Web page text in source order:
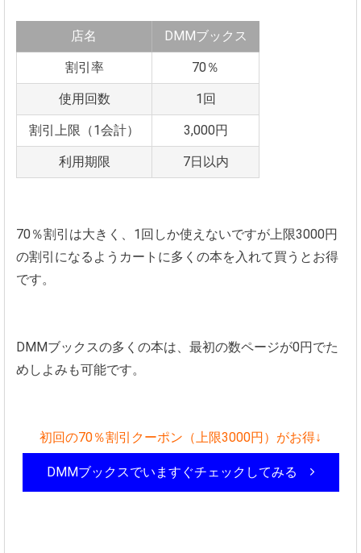
店名 DMMブックス
割引率 70％
使用回数 1回
割引上限（1会計） 3,000円
利用期限 7日以内
70％割引は大きく、1回しか使えないですが上限3000円
の割引になるようカートに多くの本を入れて買うとお得
です。
DMMブックスの多くの本は、最初の数ページが0円でた
めしよみも可能です。
初回の70％割引クーポン（上限3000円）がお得↓
DMMブックスでいますぐチェックしてみる